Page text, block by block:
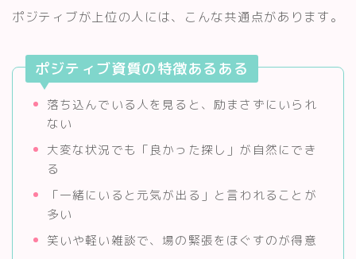
ポジティブが上位の人には、こんな共通点があります。
ポジティブ資質の特徴あるある
落ち込んでいる人を見ると、励まさずにいられ
ない
大変な状況でも「良かった探し」が自然にでき
る
「一緒にいると元気が出る」と言われることが
多い
笑いや軽い雑談で、場の緊張をほぐすのが得意